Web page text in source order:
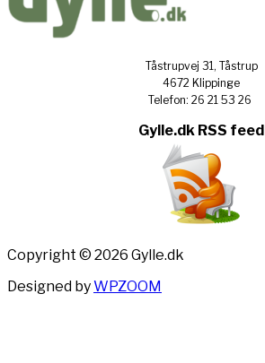
Tåstrupvej 31, Tåstrup
4672 Klippinge
Telefon: 26 21 53 26
Gylle.dk RSS feed
Copyright © 2026 Gylle.dk
Designed byWPZOOM